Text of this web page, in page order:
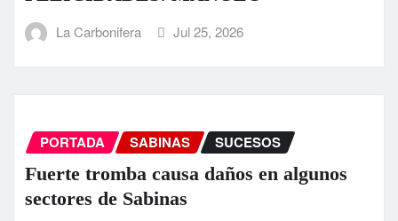
La Carbonifera Jul 25, 2026
PORTADA SABINAS SUCESOS
Fuerte tromba causa daños en algunos
sectores de Sabinas